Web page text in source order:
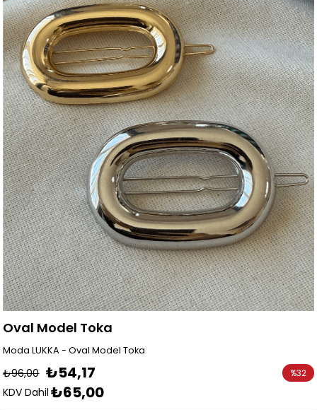
Oval Model Toka
Moda LUKKA - Oval Model Toka
₺96,00 ₺54,17
KDV Dahil ₺65,00
%32